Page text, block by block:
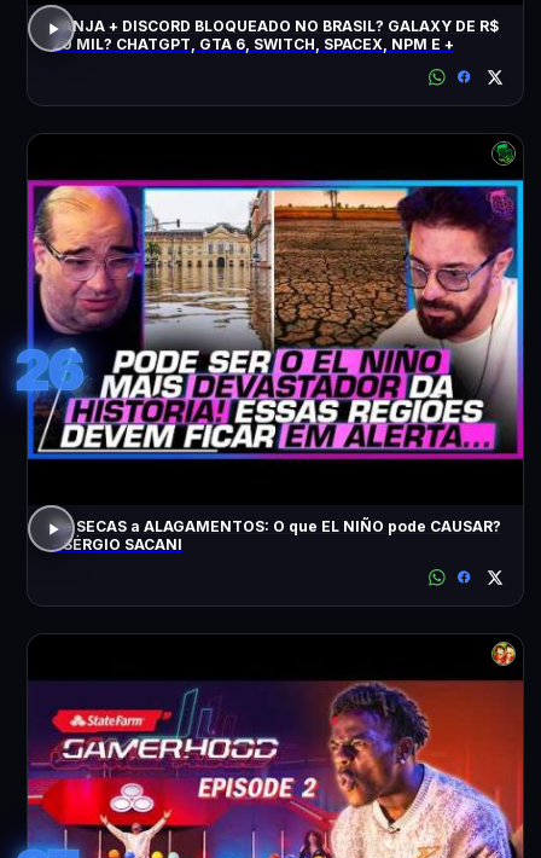
JANJA + DISCORD BLOQUEADO NO BRASIL? GALAXY DE R$
20 MIL? CHATGPT, GTA 6, SWITCH, SPACEX, NPM E +
26
De SECAS a ALAGAMENTOS: O que EL NIÑO pode CAUSAR?
- SÉRGIO SACANI